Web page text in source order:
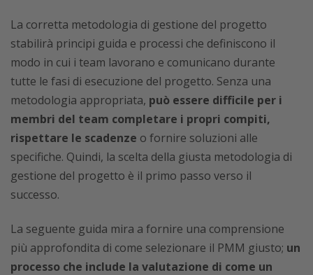
La corretta metodologia di gestione del progetto
stabilirà principi guida e processi che definiscono il
modo in cui i team lavorano e comunicano durante
tutte le fasi di esecuzione del progetto. Senza una
metodologia appropriata, può essere difficile per i
membri del team completare i propri compiti,
rispettare le scadenze o fornire soluzioni alle
specifiche. Quindi, la scelta della giusta metodologia di
gestione del progetto è il primo passo verso il
successo.
La seguente guida mira a fornire una comprensione
più approfondita di come selezionare il PMM giusto; un
processo che include la valutazione di come un